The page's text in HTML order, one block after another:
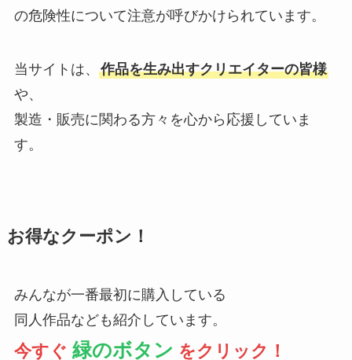
の危険性について注意が呼びかけられています。
当サイトは、 作品を生み出すクリエイターの皆様
や、
製造・販売に関わる方々を心から応援していま
す。
お得なクーポン！
みんなが一番最初に購入している
同人作品なども紹介しています。
今すぐ 緑のボタン をクリック！